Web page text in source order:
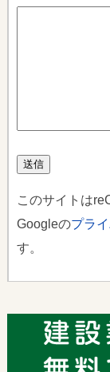
このサイトは
Googleのプラ
す。